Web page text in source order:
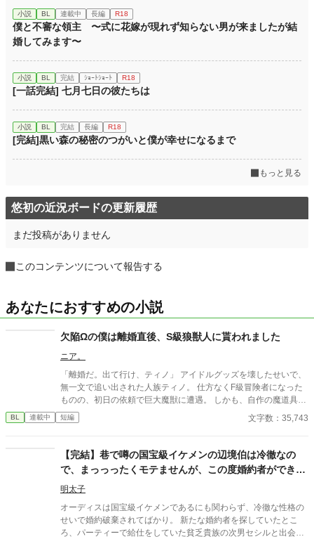
小説 BL 連載中 長編 R18
僕と不審な領主 〜式に花嫁が現れず知らない男が来ましたが結
婚してみます〜
小説 BL 完結 ｼｮｰﾄｼｮｰﾄ R18
[一話完結] 七月七日の彼たちは
小説 BL 完結 長編 R18
[完結]黒い森の秘密のつがいと僕が幸せになるまで
もっと見る
悠初の近況ボードの更新履歴
まだ投稿がありません
このコンテンツについて報告する
あなたにおすすめの小説
欠陥Ωの僕は離婚直後、S級狼獣人に貰われました
ニア。
「離婚だ。出て行け、ティノ」 アイドルグッズを壊したせいで、
無一文で追い出された人族ティノ。 仕方なくF級冒険者になった
ものの、初日の依頼で巨大魔獣に遭遇。 しかも、自作の魔道具
は……ポンコツだった。 人生終了……のはずが？！ 「助け、い
る？」 現れたのは、王国最強のS級狼獣人ディアン。 なぜかティ
「ティノは俺が守るから」 「おいで。ほら」 「……離したくな
い」 危険ダンジョンなのに、なぜかずっと抱っこ移動。 しかも満
月の夜、狼獣人の発情期が始まって――？！ ポンコツ魔道具師
と、囲い込み系S級狼獣人の、ご飯と溺愛たっぷり冒険BL♡ 三万
文字ほどの、じんわり甘い冒険BLです。
BL 連載中 短編 文字数：35,743
【完結】巷で噂の国宝級イケメンの辺境伯は冷徹なの
で、まっっったくモテませんが、この度婚約者ができま
した。
明太子
オーディスは国宝級イケメンであるにも関わらず、冷徹な性格の
せいで婚約破棄されてばかり。 新たな婚約者を探していたとこ
ろ、パーティーで給仕をしていた貧乏貴族の次男セシルと出会